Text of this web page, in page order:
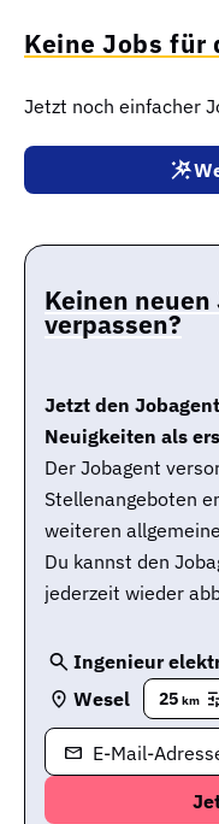
Keine Jobs für
Jetzt noch einfacher
Keinen
verpassen?
Jetzt den
Neuigkeiten als
Der Jobagent
Stellenangeboten
weiteren
Du kannst den
jederzeit wieder
Ingenieur
Wesel
25 km
E-Mail-